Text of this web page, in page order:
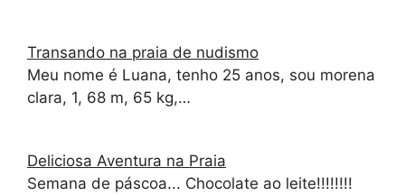
Transando na praia de nudismo
Meu nome é Luana, tenho 25 anos, sou morena
clara, 1, 68 m, 65 kg,…
Deliciosa Aventura na Praia
Semana de páscoa... Chocolate ao leite!!!!!!!!